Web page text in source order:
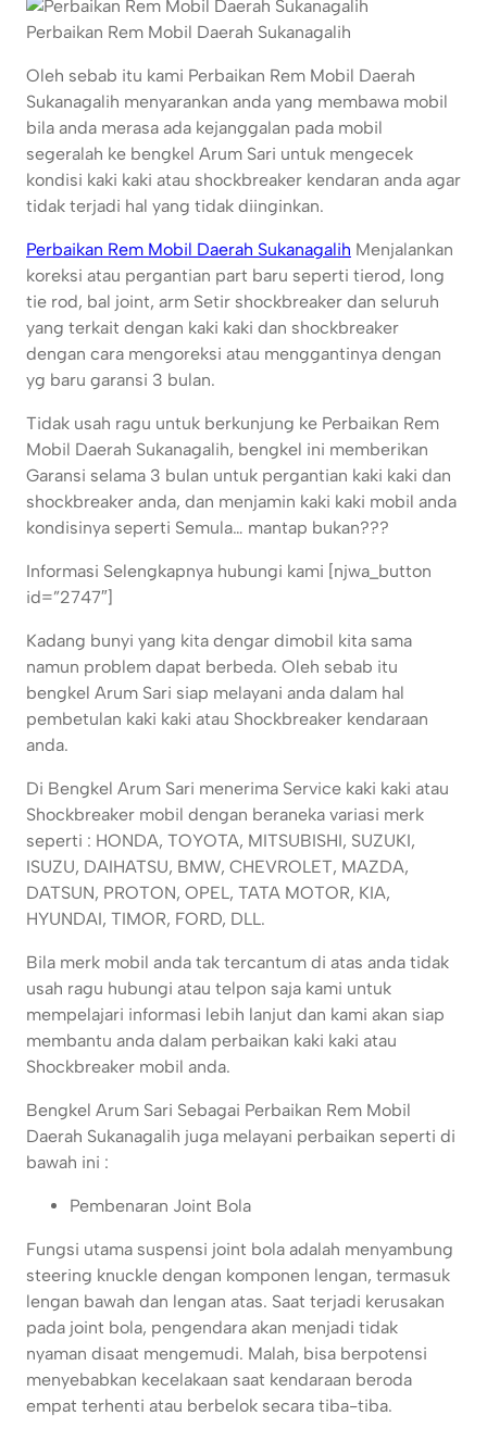
Perbaikan Rem Mobil Daerah Sukanagalih
Oleh sebab itu kami Perbaikan Rem Mobil Daerah
Sukanagalih menyarankan anda yang membawa mobil
bila anda merasa ada kejanggalan pada mobil
segeralah ke bengkel Arum Sari untuk mengecek
kondisi kaki kaki atau shockbreaker kendaran anda agar
tidak terjadi hal yang tidak diinginkan.
Perbaikan Rem Mobil Daerah Sukanagalih Menjalankan
koreksi atau pergantian part baru seperti tierod, long
tie rod, bal joint, arm Setir shockbreaker dan seluruh
yang terkait dengan kaki kaki dan shockbreaker
dengan cara mengoreksi atau menggantinya dengan
yg baru garansi 3 bulan.
Tidak usah ragu untuk berkunjung ke Perbaikan Rem
Mobil Daerah Sukanagalih, bengkel ini memberikan
Garansi selama 3 bulan untuk pergantian kaki kaki dan
shockbreaker anda, dan menjamin kaki kaki mobil anda
kondisinya seperti Semula… mantap bukan???
Informasi Selengkapnya hubungi kami [njwa_button
id=”2747″]
Kadang bunyi yang kita dengar dimobil kita sama
namun problem dapat berbeda. Oleh sebab itu
bengkel Arum Sari siap melayani anda dalam hal
pembetulan kaki kaki atau Shockbreaker kendaraan
anda.
Di Bengkel Arum Sari menerima Service kaki kaki atau
Shockbreaker mobil dengan beraneka variasi merk
seperti : HONDA, TOYOTA, MITSUBISHI, SUZUKI,
ISUZU, DAIHATSU, BMW, CHEVROLET, MAZDA,
DATSUN, PROTON, OPEL, TATA MOTOR, KIA,
HYUNDAI, TIMOR, FORD, DLL.
Bila merk mobil anda tak tercantum di atas anda tidak
usah ragu hubungi atau telpon saja kami untuk
mempelajari informasi lebih lanjut dan kami akan siap
membantu anda dalam perbaikan kaki kaki atau
Shockbreaker mobil anda.
Bengkel Arum Sari Sebagai Perbaikan Rem Mobil
Daerah Sukanagalih juga melayani perbaikan seperti di
bawah ini :
Pembenaran Joint Bola
Fungsi utama suspensi joint bola adalah menyambung
steering knuckle dengan komponen lengan, termasuk
lengan bawah dan lengan atas. Saat terjadi kerusakan
pada joint bola, pengendara akan menjadi tidak
nyaman disaat mengemudi. Malah, bisa berpotensi
menyebabkan kecelakaan saat kendaraan beroda
empat terhenti atau berbelok secara tiba-tiba.